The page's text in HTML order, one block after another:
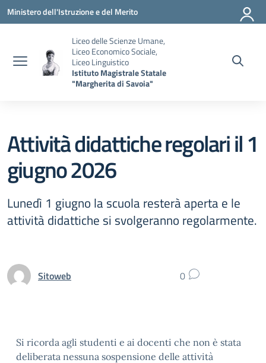
Vai ai contenuti
Vai al menu di navigazione
Vai al footer
Ministero dell'Istruzione e del Merito
Liceo delle Scienze Umane,
Liceo Economico Sociale,
Liceo Linguistico
Istituto Magistrale Statale
"Margherita di Savoia"
Attività didattiche regolari il 1
giugno 2026
Lunedì 1 giugno la scuola resterà aperta e le
attività didattiche si svolgeranno regolarmente.
Sitoweb 0
Si ricorda agli studenti e ai docenti che non è stata
deliberata nessuna sospensione delle attività